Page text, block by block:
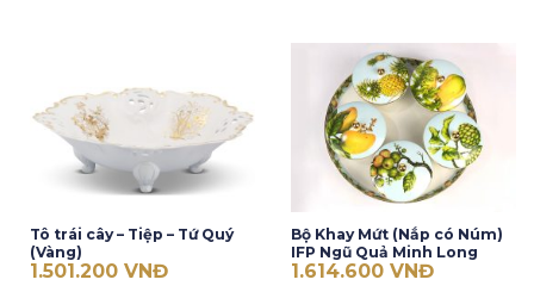
Tô trái cây – Tiệp – Tứ Quý
(Vàng)
1.501.200 VNĐ
Bộ Khay Mứt (Nắp có Núm)
IFP Ngũ Quả Minh Long
1.614.600 VNĐ